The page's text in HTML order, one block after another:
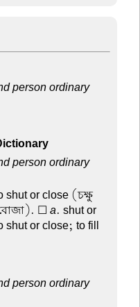
person ordinary
person ordinary
shut or close (চক্ষু
বোজা). ☐a. shut or
shut or close; to fill
person ordinary